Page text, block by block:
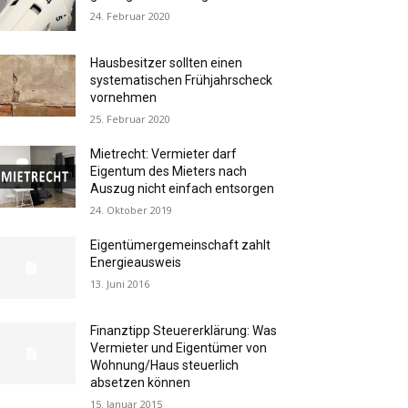
24. Februar 2020
Hausbesitzer sollten einen
systematischen Frühjahrscheck
vornehmen
25. Februar 2020
Mietrecht: Vermieter darf
Eigentum des Mieters nach
Auszug nicht einfach entsorgen
24. Oktober 2019
Eigentümergemeinschaft zahlt
Energieausweis
13. Juni 2016
Finanztipp Steuererklärung: Was
Vermieter und Eigentümer von
Wohnung/Haus steuerlich
absetzen können
15. Januar 2015